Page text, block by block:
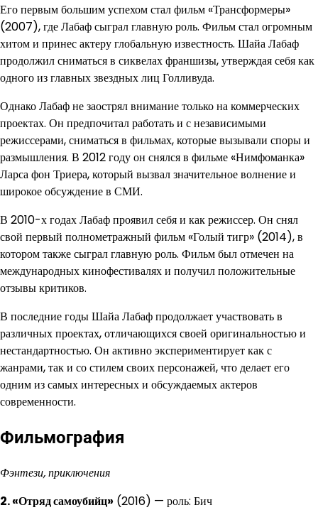
Его первым большим успехом стал фильм «Трансформеры»
(2007), где Лабаф сыграл главную роль. Фильм стал огромным
хитом и принес актеру глобальную известность. Шайа Лабаф
продолжил сниматься в сиквелах франшизы, утверждая себя как
одного из главных звездных лиц Голливуда.
Однако Лабаф не заострял внимание только на коммерческих
проектах. Он предпочитал работать и с независимыми
режиссерами, сниматься в фильмах, которые вызывали споры и
размышления. В 2012 году он снялся в фильме «Нимфоманка»
Ларса фон Триера, который вызвал значительное волнение и
широкое обсуждение в СМИ.
В 2010-х годах Лабаф проявил себя и как режиссер. Он снял
свой первый полнометражный фильм «Голый тигр» (2014), в
котором также сыграл главную роль. Фильм был отмечен на
международных кинофестивалях и получил положительные
отзывы критиков.
В последние годы Шайа Лабаф продолжает участвовать в
различных проектах, отличающихся своей оригинальностью и
нестандартностью. Он активно экспериментирует как с
жанрами, так и со стилем своих персонажей, что делает его
одним из самых интересных и обсуждаемых актеров
современности.
Фильмография
Фэнтези, приключения
2. «Отряд самоубийц» (2016) — роль: Бич